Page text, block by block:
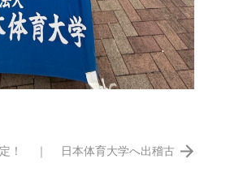
！ ｜ 日本体育大学へ出稽古